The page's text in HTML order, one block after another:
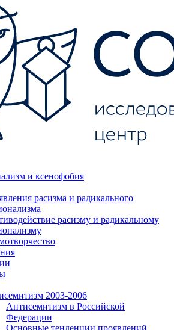
и ксенофобия
расизма и радикального
расизму и радикальному
2003-2006
Антисемитизм в Российской
Федерации